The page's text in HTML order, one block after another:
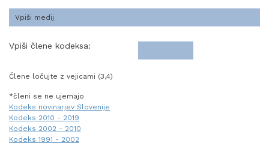
Vpiši člene kodeksa:
Člene ločujte z vejicami (3,4)
*členi se ne ujemajo
Kodeks novinarjev Slovenije
Kodeks 2010 - 2019
Kodeks 2002 - 2010
Kodeks 1991 - 2002